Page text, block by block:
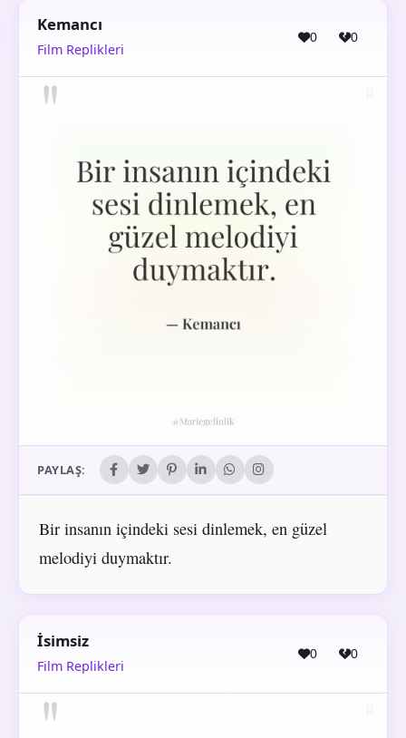
Kemancı
Film Replikleri
0 0
PAYLAŞ:
Bir insanın içindeki sesi dinlemek, en güzel
melodiyi duymaktır.
İsimsiz
Film Replikleri
0 0